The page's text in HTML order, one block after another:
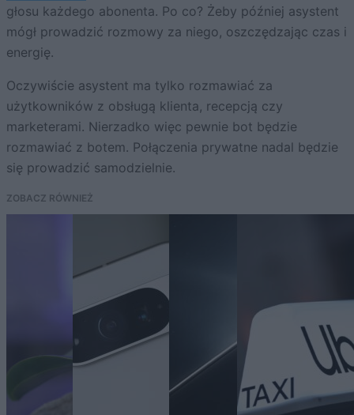
głosu każdego abonenta. Po co? Żeby później asystent
mógł prowadzić rozmowy za niego, oszczędzając czas i
energię.
Oczywiście asystent ma tylko rozmawiać za
użytkowników z obsługą klienta, recepcją czy
marketerami. Nierzadko więc pewnie bot będzie
rozmawiać z botem. Połączenia prywatne nadal będzie
się prowadzić samodzielnie.
ZOBACZ RÓWNIEŻ